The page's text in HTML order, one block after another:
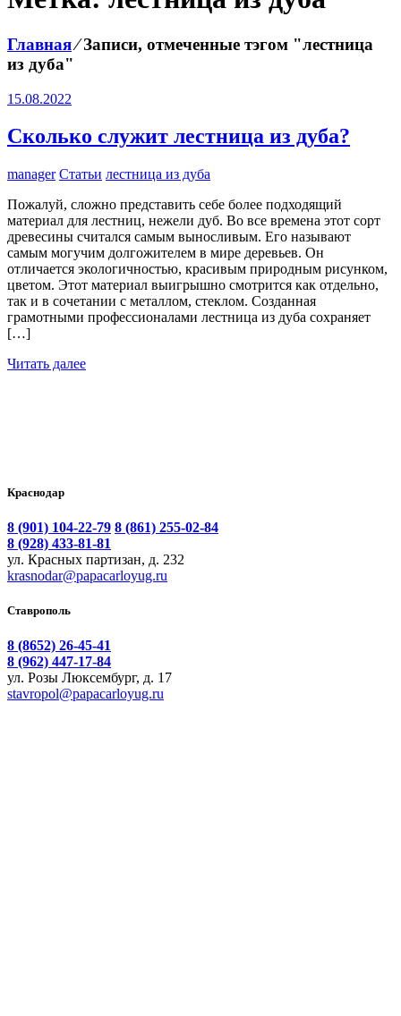
Главная⁄Записи, отмеченные тэгом "лестница
из дуба"
15.08.2022
Сколько служит лестница из дуба?
manager Статьи лестница из дуба
Пожалуй, сложно представить себе более подходящий
материал для лестниц, нежели дуб. Во все времена этот сорт
древесины считался самым выносливым. Его называют
самым могучим долгожителем в мире деревьев. Он
отличается экологичностью, красивым природным рисунком,
цветом. Этот материал выигрышно смотрится как отдельно,
так и в сочетании с металлом, стеклом. Созданная
грамотными профессионалами лестница из дуба сохраняет
[…]
Читать далее
Краснодар
8 (901) 104-22-79 8 (861) 255-02-84
8 (928) 433-81-81
ул. Красных партизан, д. 232
krasnodar@papacarloyug.ru
Ставрополь
8 (8652) 26-45-41
8 (962) 447-17-84
ул. Розы Люксембург, д. 17
stavropol@papacarloyug.ru